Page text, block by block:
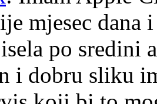
mjesec dana
po sredini
i dobru sliku